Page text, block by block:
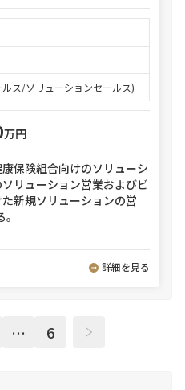
ス/ソリューションセールス)
万円
保険組合向けのソリューシ
リューション営業およびビ
新規ソリューションの営
詳細を見る
… 6